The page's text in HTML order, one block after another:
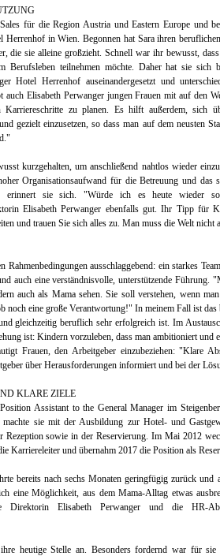
für die Region Austria und Eastern Europe und
Herrenhof in Wien. Begonnen hat Sara ihren
die sie alleine großzieht. Schnell war ihr bewusst,
Berufsleben teilnehmen möchte. Daher hat sie sich
Hotel Herrenhof auseinandergesetzt und
auch Elisabeth Perwanger jungen Frauen mit auf den
Karriereschritte zu planen. Es hilft außerdem, sich
gezielt einzusetzen, so dass man auf dem neusten
kurzgehalten, um anschließend nahtlos wieder
Organisationsaufwand für die Betreuung und das
erinnert sie sich. "Würde ich es heute wieder
Elisabeth Perwanger ebenfalls gut. Ihr Tipp für
und trauen Sie sich alles zu. Man muss die Welt nicht
Rahmenbedingungen ausschlaggebend: ein starkes
auch eine verständnisvolle, unterstützende Führung.
auch als Mama sehen. Sie soll verstehen, wenn
noch eine große Verantwortung!" In meinem Fall ist
gleichzeitig beruflich sehr erfolgreich ist. Im
ist: Kindern vorzuleben, dass man ambitioniert
Frauen, den Arbeitgeber einzubeziehen: "Klare
über Herausforderungen informiert und bei der
KLARE ZIELE
Assistant to the General Manager im
sie mit der Ausbildung zur Hotel- und
Rezeption sowie in der Reservierung. Im Mai 2012
Karriereleiter und übernahm 2017 die Position als
bereits nach sechs Monaten geringfügig zurück und
eine Möglichkeit, aus dem Mama-Alltag etwas
Direktorin Elisabeth Perwanger und die HR-
heutige Stelle an. Besonders fordernd war für sie